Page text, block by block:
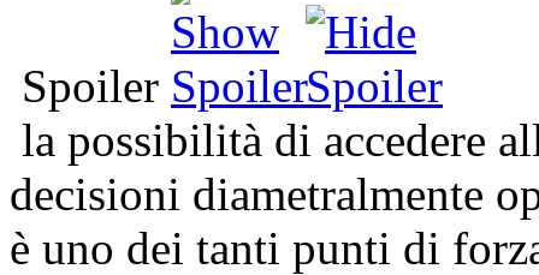
Spoiler
la possibilità di accedere
decisioni diametralmente
è uno dei tanti punti di